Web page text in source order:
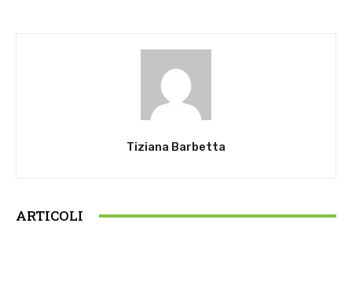
Tiziana Barbetta
ARTICOLI